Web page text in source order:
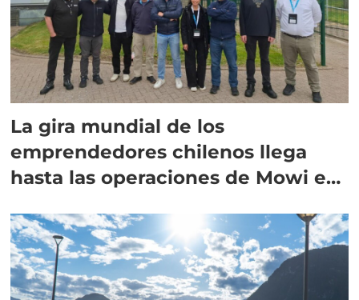
La gira mundial de los
emprendedores chilenos llega
hasta las operaciones de Mowi en